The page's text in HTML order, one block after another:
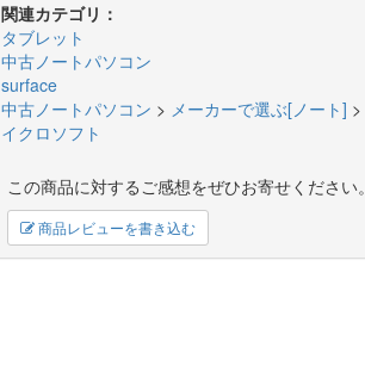
関連カテゴリ：
タブレット
中古ノートパソコン
surface
中古ノートパソコン > メーカーで選ぶ[ノート] >
イクロソフト
この商品に対するご感想をぜひお寄せください。
商品レビューを書き込む